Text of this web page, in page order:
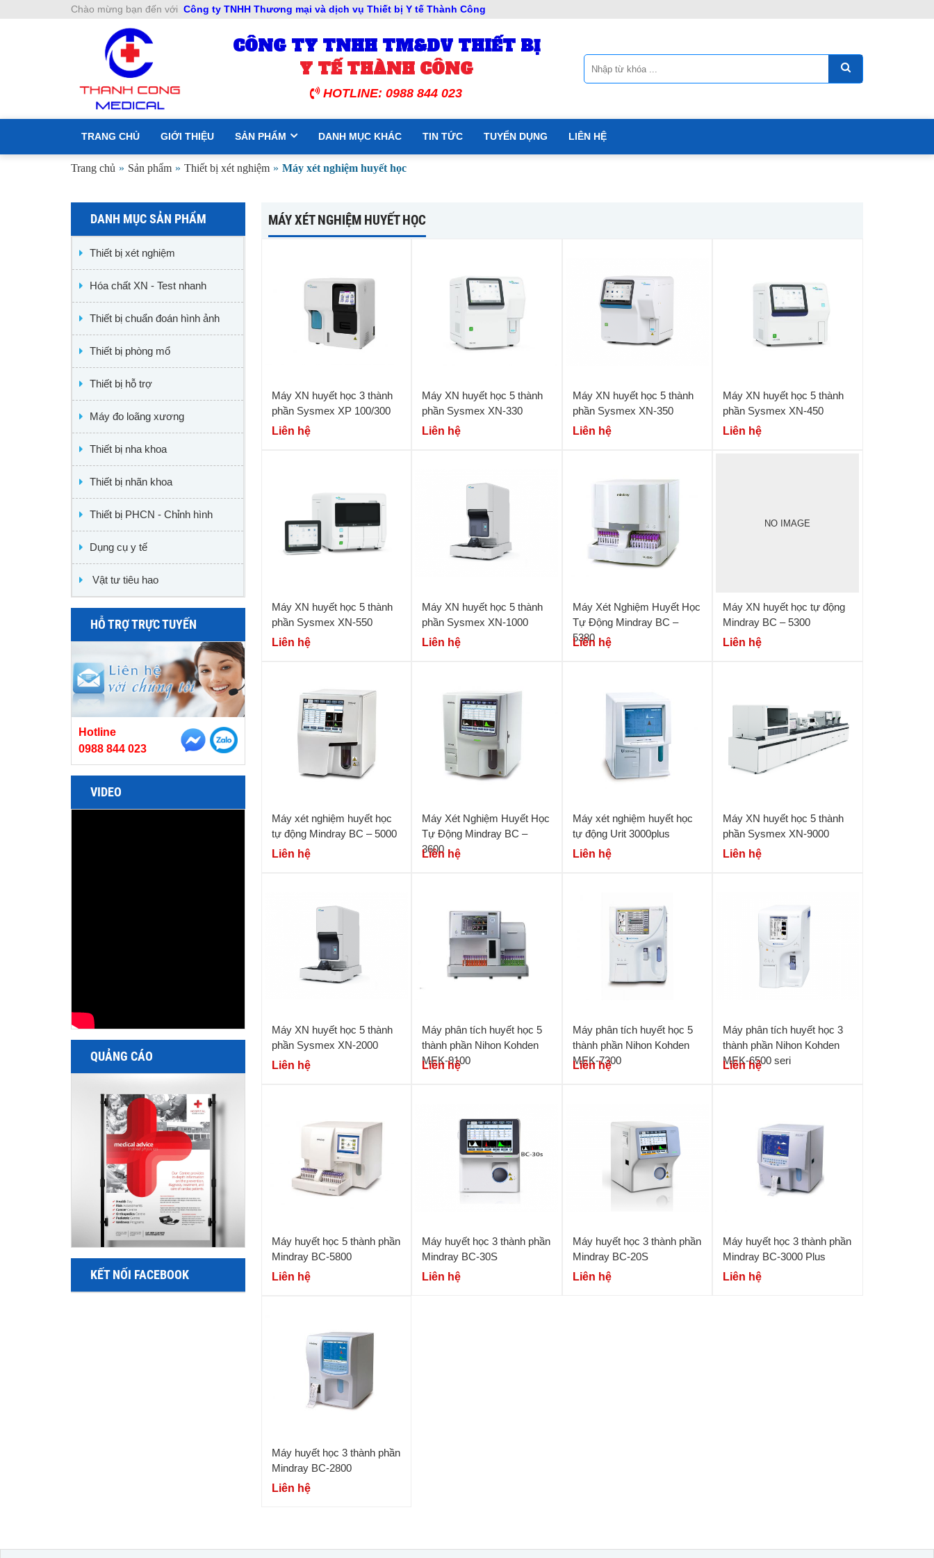
Chào mừng bạn đến với Công ty TNHH Thương mại và dịch vụ Thiết bị Y tế Thành Công
CÔNG TY TNHH TM&DV THIẾT BỊ
Y TẾ THÀNH CÔNG
HOTLINE: 0988 844 023
TRANG CHỦ GIỚI THIỆU SẢN PHẨM DANH MỤC KHÁC TIN TỨC TUYỂN DỤNG LIÊN HỆ
Trang chủ » Sản phẩm » Thiết bị xét nghiệm » Máy xét nghiệm huyết học
DANH MỤC SẢN PHẨM
Thiết bị xét nghiệm
Hóa chất XN - Test nhanh
Thiết bị chuẩn đoán hình ảnh
Thiết bị phòng mổ
Thiết bị hỗ trợ
Máy đo loãng xương
Thiết bị nha khoa
Thiết bị nhãn khoa
Thiết bị PHCN - Chỉnh hình
Dụng cụ y tế
Vật tư tiêu hao
HỖ TRỢ TRỰC TUYẾN
Hotline
0988 844 023
VIDEO
QUẢNG CÁO
KẾT NỐI FACEBOOK
MÁY XÉT NGHIỆM HUYẾT HỌC
Máy XN huyết học 3 thành
phần Sysmex XP 100/300
Liên hệ
Máy XN huyết học 5 thành
phần Sysmex XN-330
Liên hệ
Máy XN huyết học 5 thành
phần Sysmex XN-350
Liên hệ
Máy XN huyết học 5 thành
phần Sysmex XN-450
Liên hệ
Máy XN huyết học 5 thành
phần Sysmex XN-550
Liên hệ
Máy XN huyết học 5 thành
phần Sysmex XN-1000
Liên hệ
Máy Xét Nghiệm Huyết Học
Tự Động Mindray BC –
5380
Liên hệ
NO IMAGE
Máy XN huyết học tự động
Mindray BC – 5300
Liên hệ
Máy xét nghiệm huyết học
tự động Mindray BC – 5000
Liên hệ
Máy Xét Nghiệm Huyết Học
Tự Động Mindray BC –
3600
Liên hệ
Máy xét nghiệm huyết học
tự động Urit 3000plus
Liên hệ
Máy XN huyết học 5 thành
phần Sysmex XN-9000
Liên hệ
Máy XN huyết học 5 thành
phần Sysmex XN-2000
Liên hệ
Máy phân tích huyết học 5
thành phần Nihon Kohden
MEK-9100
Liên hệ
Máy phân tích huyết học 5
thành phần Nihon Kohden
MEK-7300
Liên hệ
Máy phân tích huyết học 3
thành phần Nihon Kohden
MEK-6500 seri
Liên hệ
Máy huyết học 5 thành phần
Mindray BC-5800
Liên hệ
Máy huyết học 3 thành phần
Mindray BC-30S
Liên hệ
Máy huyết học 3 thành phần
Mindray BC-20S
Liên hệ
Máy huyết học 3 thành phần
Mindray BC-3000 Plus
Liên hệ
Máy huyết học 3 thành phần
Mindray BC-2800
Liên hệ